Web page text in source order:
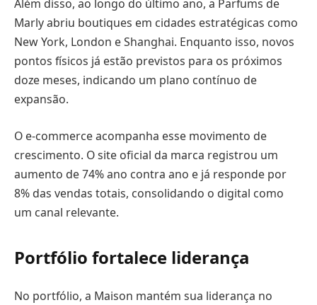
Além disso, ao longo do último ano, a Parfums de
Marly abriu boutiques em cidades estratégicas como
New York, London e Shanghai. Enquanto isso, novos
pontos físicos já estão previstos para os próximos
doze meses, indicando um plano contínuo de
expansão.
O e-commerce acompanha esse movimento de
crescimento. O site oficial da marca registrou um
aumento de 74% ano contra ano e já responde por
8% das vendas totais, consolidando o digital como
um canal relevante.
Portfólio fortalece liderança
No portfólio, a Maison mantém sua liderança no